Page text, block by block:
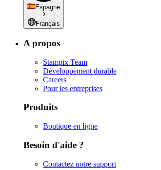
Espagne
Français
A propos
Stampix Team
Développement durable
Careers
Pour les entreprises
Produits
Boutique en ligne
Besoin d'aide ?
Contactez notre support